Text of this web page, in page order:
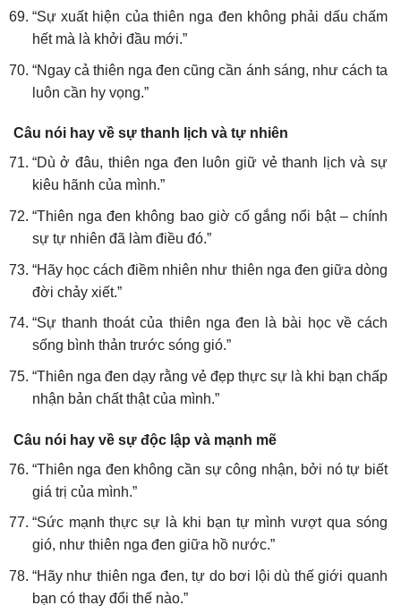
“Sự xuất hiện của thiên nga đen không phải dấu chấm
hết mà là khởi đầu mới.”
“Ngay cả thiên nga đen cũng cần ánh sáng, như cách ta
luôn cần hy vọng.”
Câu nói hay về sự thanh lịch và tự nhiên
“Dù ở đâu, thiên nga đen luôn giữ vẻ thanh lịch và sự
kiêu hãnh của mình.”
“Thiên nga đen không bao giờ cố gắng nổi bật – chính
sự tự nhiên đã làm điều đó.”
“Hãy học cách điềm nhiên như thiên nga đen giữa dòng
đời chảy xiết.”
“Sự thanh thoát của thiên nga đen là bài học về cách
sống bình thản trước sóng gió.”
“Thiên nga đen dạy rằng vẻ đẹp thực sự là khi bạn chấp
nhận bản chất thật của mình.”
Câu nói hay về sự độc lập và mạnh mẽ
“Thiên nga đen không cần sự công nhận, bởi nó tự biết
giá trị của mình.”
“Sức mạnh thực sự là khi bạn tự mình vượt qua sóng
gió, như thiên nga đen giữa hồ nước.”
“Hãy như thiên nga đen, tự do bơi lội dù thế giới quanh
bạn có thay đổi thế nào.”